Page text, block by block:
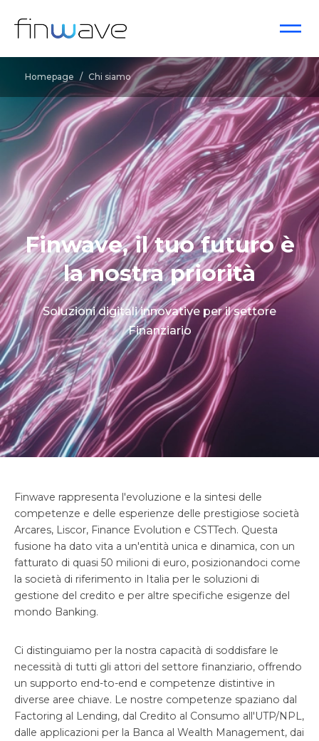
Homepage / Chi siamo
Finwave, il tuo futuro è
la nostra priorità
Soluzioni digitali innovative per il settore
Finanziario
Finwave rappresenta l'evoluzione e la sintesi delle
competenze e delle esperienze delle prestigiose società
Arcares, Liscor, Finance Evolution e CSTTech. Questa
fusione ha dato vita a un'entità unica e dinamica, con un
fatturato di quasi 50 milioni di euro, posizionandoci come
la società di riferimento in Italia per le soluzioni di
gestione del credito e per altre specifiche esigenze del
mondo Banking.
Ci distinguiamo per la nostra capacità di soddisfare le
necessità di tutti gli attori del settore finanziario, offrendo
un supporto end-to-end e competenze distintive in
diverse aree chiave. Le nostre competenze spaziano dal
Factoring al Lending, dal Credito al Consumo all'UTP/NPL,
dalle applicazioni per la Banca al Wealth Management, dai